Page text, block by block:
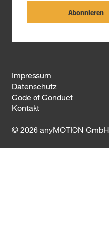
Impressum
Datenschutz
Code of Conduct
Kontakt
© 2026 anyMOTION GmbH